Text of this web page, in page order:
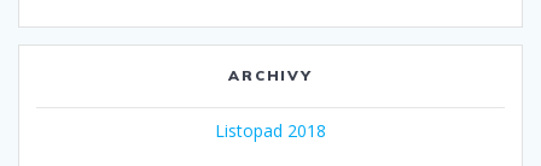
ARCHIVY
Listopad 2018